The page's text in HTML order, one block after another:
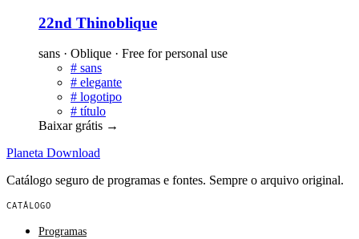
22nd Thinoblique
sans · Oblique · Free for personal use
# sans
# elegante
# logotipo
# título
Baixar grátis →
Planeta Download
Catálogo seguro de programas e fontes. Sempre o arquivo original.
CATÁLOGO
Programas